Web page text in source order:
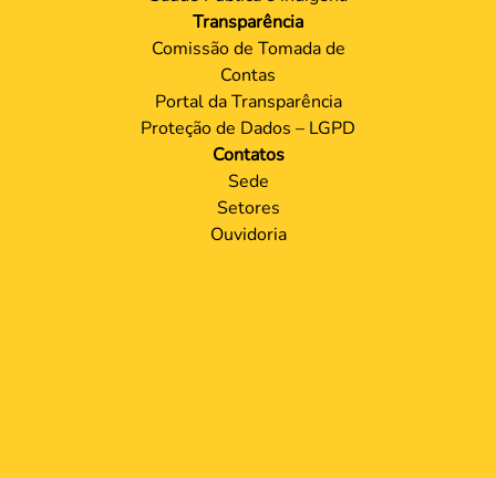
Transparência
Comissão de Tomada de
Contas
Portal da Transparência
Proteção de Dados – LGPD
Contatos
Sede
Setores
Ouvidoria